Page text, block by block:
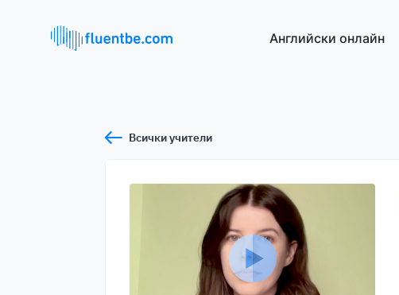
Английски онлайн
Всички учители